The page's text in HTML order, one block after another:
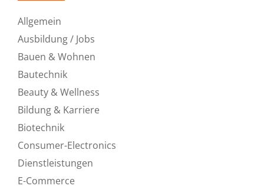
Allgemein
Ausbildung / Jobs
Bauen & Wohnen
Bautechnik
Beauty & Wellness
Bildung & Karriere
Biotechnik
Consumer-Electronics
Dienstleistungen
E-Commerce